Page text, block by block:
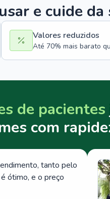
e cuide da
Valores reduzidos
Até 70% mais barato
de pacientes
com
tanto pelo
ótimo, e o preço